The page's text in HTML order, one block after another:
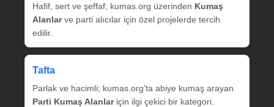
Hafif, sert ve şeffaf; kumas.org üzerinden Kumaş
Alanlarve parti alıcılar için özel projelerde tercih
edilir.
Tafta
Parlak ve hacimli; kumas.org’ta abiye kumaş arayan
Parti Kumaş Alanlariçin ilgi çekici bir kategori.